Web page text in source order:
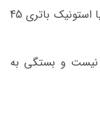
بهترین و مناسب ترین باطری برای ماشین کیا استونیک باتری 45
نیست و بستگی به